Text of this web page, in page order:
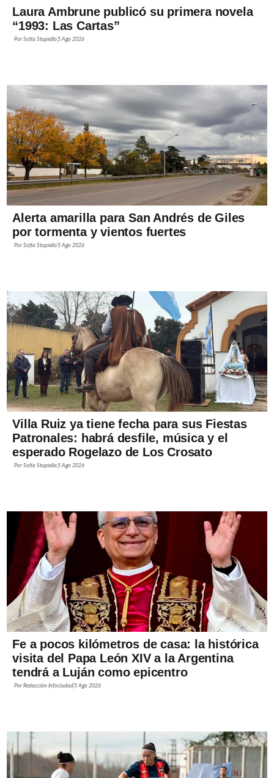
Laura Ambrune publicó su primera novela
“1993: Las Cartas”
PorSofía Stupiello5 Ago 2026
Alerta amarilla para San Andrés de Giles
por tormenta y vientos fuertes
PorSofía Stupiello5 Ago 2026
Villa Ruiz ya tiene fecha para sus Fiestas
Patronales: habrá desfile, música y el
esperado Rogelazo de Los Crosato
PorSofía Stupiello5 Ago 2026
Fe a pocos kilómetros de casa: la histórica
visita del Papa León XIV a la Argentina
tendrá a Luján como epicentro
PorRedacción Infociudad5 Ago 2026